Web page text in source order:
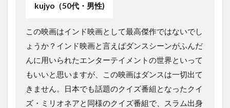
kujyo（50代・男性)
この映画はインド映画として最高傑作ではないでし
ょうか？インド映画と言えばダンスシーンがふんだ
んに用いられたエンターテイメントの世界といって
もいいと思いますが、この映画はダンスは一切出て
きません。日本でも話題のクイズ番組となったクイ
ズ・ミリオネアと同様のクイズ番組で、スラム出身